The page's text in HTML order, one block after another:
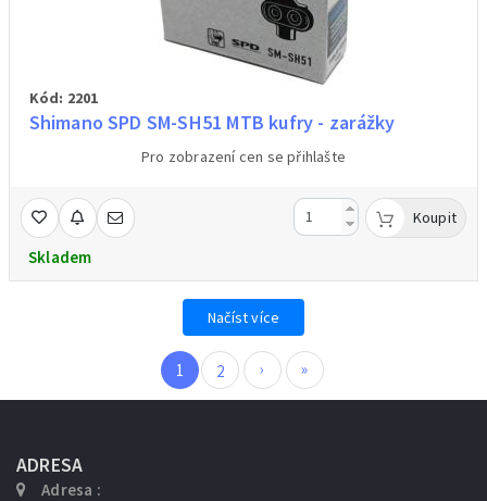
Kód: 2201
Shimano SPD SM-SH51 MTB kufry - zarážky
Pro zobrazení cen se přihlašte
Skladem
Koupit
Načíst více
1 2 › »
ADRESA
Adresa :